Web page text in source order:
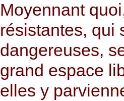
Moyennant
résistantes, qui
dangereuses,
grand espace
elles y